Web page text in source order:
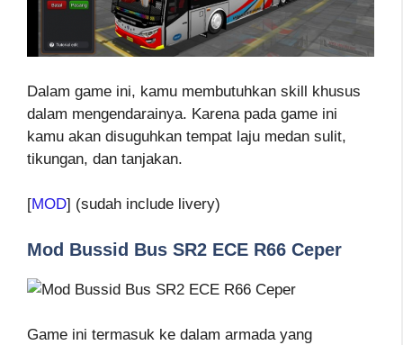
Dalam game ini, kamu membutuhkan skill khusus
dalam mengendarainya. Karena pada game ini
kamu akan disuguhkan tempat laju medan sulit,
tikungan, dan tanjakan.
[MOD] (sudah include livery)
Mod Bussid Bus SR2 ECE R66 Ceper
Game ini termasuk ke dalam armada yang